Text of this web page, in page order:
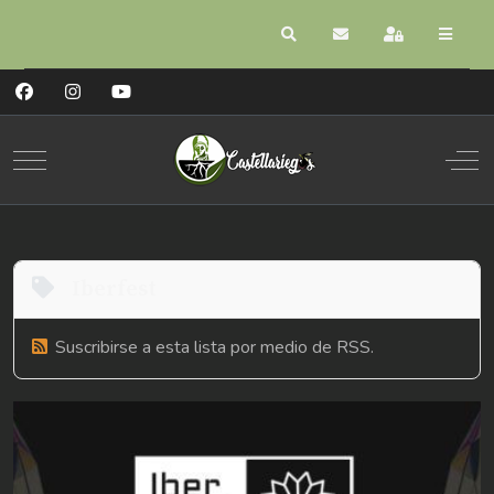
BuscarSuscribirse a las
Registrarse
Mobile Menu Toggle
Suscribirse a esta lista por medio de RSS.